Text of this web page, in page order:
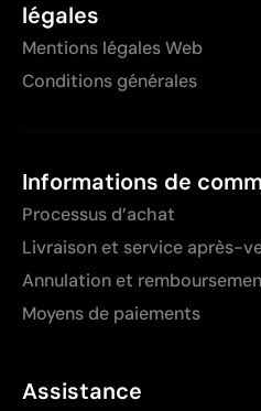
légales
Mentions légales Web
Conditions générales
Informations de
Processus d’achat
Livraison et service après-
Annulation et
Moyens de paiements
Assistance